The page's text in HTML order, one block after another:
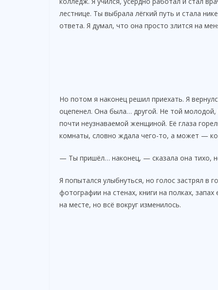
i
o
лестнице. Ты выбрала лёгкий путь и стала
ответа. Я думал, что она просто злится на
Но потом я наконец решил приехать. Я
оцепенел. Она была… другой. Не той
почти неузнаваемой женщиной. Её глаза
комнаты, словно ждала чего-то, а может —
— Ты пришёл… наконец, — сказала она тихо,
Я попытался улыбнуться, но голос застрял в
фотографии на стенах, книги на полках,
на месте, но всё вокруг изменилось.